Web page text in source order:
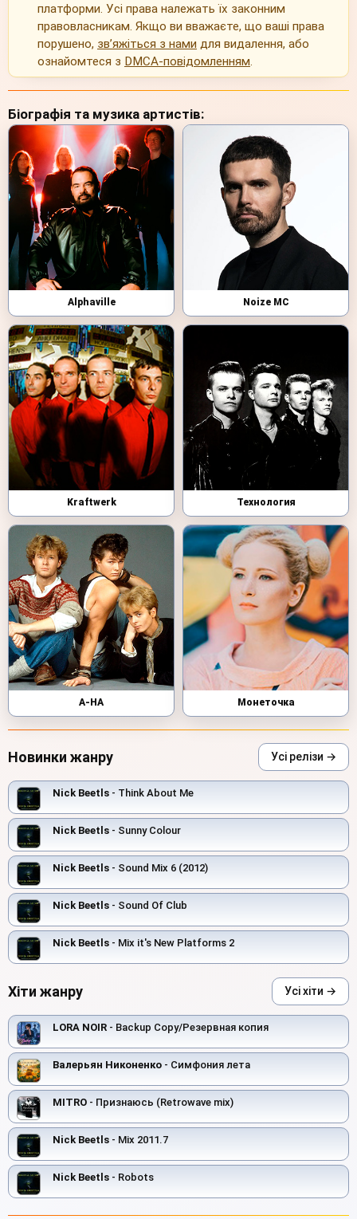
платформи. Усі права належать їх законним
правовласникам. Якщо ви вважаєте, що ваші права
порушено, зв’яжіться з нами для видалення, або
ознайомтеся з DMCA-повідомленням.
Біографія та музика артистів:
Alphaville Noize MC
Kraftwerk Технология
A-HA Монеточка
Новинки жанру Усі релізи →
Nick Beetls - Think About Me
Nick Beetls - Sunny Colour
Nick Beetls - Sound Mix 6 (2012)
Nick Beetls - Sound Of Club
Nick Beetls - Mix it's New Platforms 2
Хіти жанру Усі хіти →
LORA NOIR - Backup Copy/Резервная копия
Валерьян Никоненко - Симфония лета
MITRO - Признаюсь (Retrowave mix)
Nick Beetls - Mix 2011.7
Nick Beetls - Robots